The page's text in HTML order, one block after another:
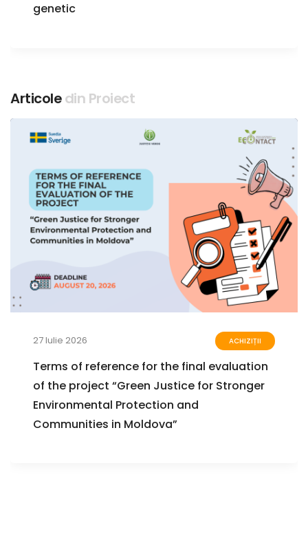
genetic
Articoledin Proiect
27 Iulie 2026 ACHIZIȚII
Terms of reference for the final evaluation
of the project “Green Justice for Stronger
Environmental Protection and
Communities in Moldova”